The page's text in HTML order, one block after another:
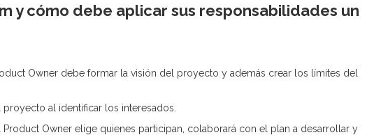
y cómo debe aplicar sus responsabilidades un
Owner debe formar la visión del proyecto y además crear los límites del
proyecto al identificar los interesados.
Product Owner elige quienes participan, colaborará con el plan a desarrollar y